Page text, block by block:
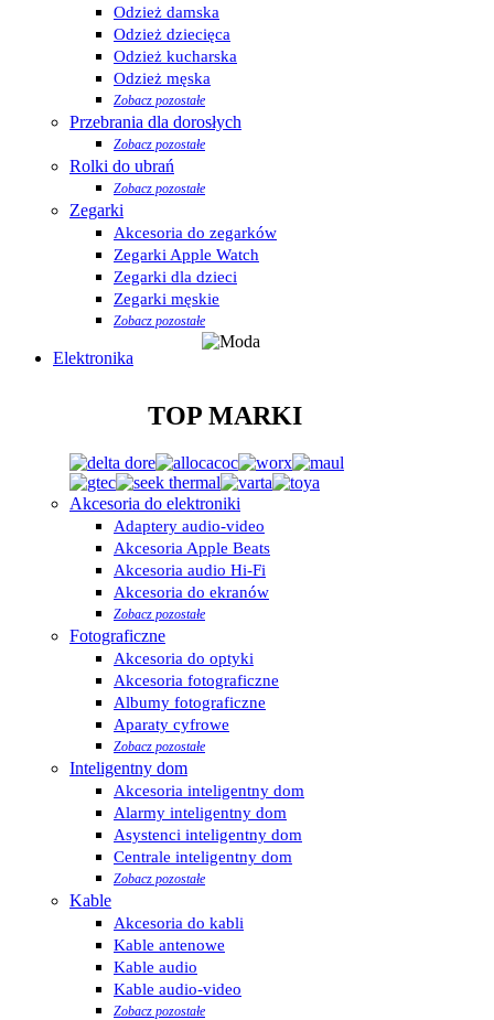
Odzież damska
Odzież dziecięca
Odzież kucharska
Odzież męska
Zobacz pozostałe
Przebrania dla dorosłych
Zobacz pozostałe
Rolki do ubrań
Zobacz pozostałe
Zegarki
Akcesoria do zegarków
Zegarki Apple Watch
Zegarki dla dzieci
Zegarki męskie
Zobacz pozostałe
Elektronika
TOP MARKI
Akcesoria do elektroniki
Adaptery audio-video
Akcesoria Apple Beats
Akcesoria audio Hi-Fi
Akcesoria do ekranów
Zobacz pozostałe
Fotograficzne
Akcesoria do optyki
Akcesoria fotograficzne
Albumy fotograficzne
Aparaty cyfrowe
Zobacz pozostałe
Inteligentny dom
Akcesoria inteligentny dom
Alarmy inteligentny dom
Asystenci inteligentny dom
Centrale inteligentny dom
Zobacz pozostałe
Kable
Akcesoria do kabli
Kable antenowe
Kable audio
Kable audio-video
Zobacz pozostałe